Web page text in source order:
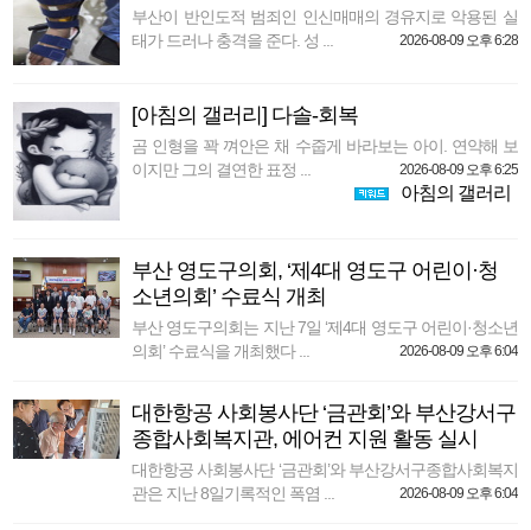
부산이 반인도적 범죄인 인신매매의 경유지로 악용된 실
태가 드러나 충격을 준다. 성 ...
2026-08-09 오후 6:28
[아침의 갤러리] 다솔-회복
곰 인형을 꽉 껴안은 채 수줍게 바라보는 아이. 연약해 보
이지만 그의 결연한 표정 ...
2026-08-09 오후 6:25
아침의 갤러리
부산 영도구의회, ‘제4대 영도구 어린이·청
소년의회’ 수료식 개최
부산 영도구의회는 지난 7일 ‘제4대 영도구 어린이·청소년
의회’ 수료식을 개최했다 ...
2026-08-09 오후 6:04
대한항공 사회봉사단 ‘금관회’와 부산강서구
종합사회복지관, 에어컨 지원 활동 실시
대한항공 사회봉사단 ‘금관회’와 부산강서구종합사회복지
관은 지난 8일기록적인 폭염 ...
2026-08-09 오후 6:04